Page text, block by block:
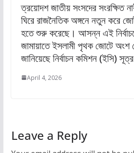
ত্রয়োদশ জাতীয় সংসদের সংরক্ষিত
ঘিরে রাজনৈতিক অঙ্গনে নতুন করে
হতে শুরু করেছে। আসন্ন এই
জামায়াতে ইসলামী পৃথক জোটে
জানিয়েছে নির্বাচন কমিশন (ইসি)
April 4, 2026
Leave a Reply